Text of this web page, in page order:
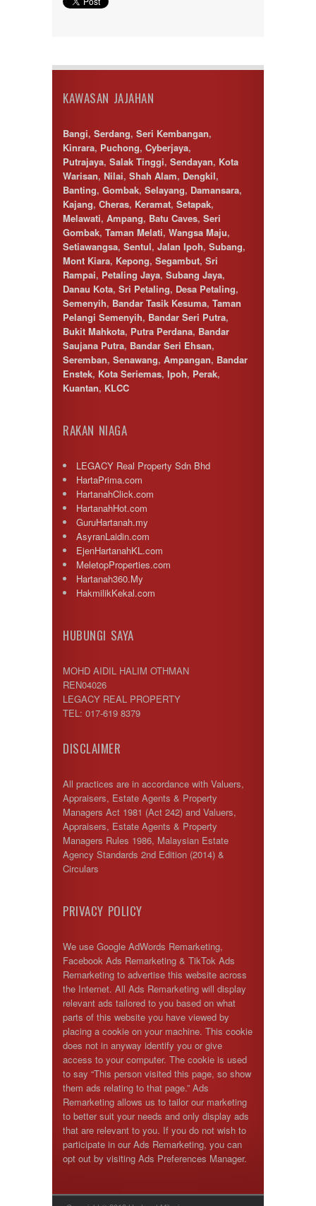
KAWASAN JAJAHAN
Bangi, Serdang, Seri Kembangan,
Kinrara, Puchong, Cyberjaya,
Putrajaya, Salak Tinggi, Sendayan, Kota
Warisan, Nilai, Shah Alam, Dengkil,
Banting, Gombak, Selayang, Damansara,
Kajang, Cheras, Keramat, Setapak,
Melawati, Ampang, Batu Caves, Seri
Gombak, Taman Melati, Wangsa Maju,
Setiawangsa, Sentul, Jalan Ipoh, Subang,
Mont Kiara, Kepong, Segambut, Sri
Rampai, Petaling Jaya, Subang Jaya,
Danau Kota, Sri Petaling, Desa Petaling,
Semenyih, Bandar Tasik Kesuma, Taman
Pelangi Semenyih, Bandar Seri Putra,
Bukit Mahkota, Putra Perdana, Bandar
Saujana Putra, Bandar Seri Ehsan,
Seremban, Senawang, Ampangan, Bandar
Enstek, Kota Seriemas, Ipoh, Perak,
Kuantan, KLCC
RAKAN NIAGA
LEGACY Real Property Sdn Bhd
HartaPrima.com
HartanahClick.com
HartanahHot.com
GuruHartanah.my
AsyranLaidin.com
EjenHartanahKL.com
MeletopProperties.com
Hartanah360.My
HakmilikKekal.com
HUBUNGI SAYA
MOHD AIDIL HALIM OTHMAN
REN04026
LEGACY REAL PROPERTY
TEL: 017-619 8379
DISCLAIMER
All practices are in accordance with Valuers,
Appraisers, Estate Agents & Property
Managers Act 1981 (Act 242) and Valuers,
Appraisers, Estate Agents & Property
Managers Rules 1986, Malaysian Estate
Agency Standards 2nd Edition (2014) &
Circulars
PRIVACY POLICY
We use Google AdWords Remarketing,
Facebook Ads Remarketing & TikTok Ads
Remarketing to advertise this website across
the Internet. All Ads Remarketing will display
relevant ads tailored to you based on what
parts of this website you have viewed by
placing a cookie on your machine. This cookie
does not in anyway identify you or give
access to your computer. The cookie is used
to say “This person visited this page, so show
them ads relating to that page.” Ads
Remarketing allows us to tailor our marketing
to better suit your needs and only display ads
that are relevant to you. If you do not wish to
participate in our Ads Remarketing, you can
opt out by visiting Ads Preferences Manager.